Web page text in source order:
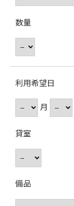
数量
利用希望日
月
貸室
備品